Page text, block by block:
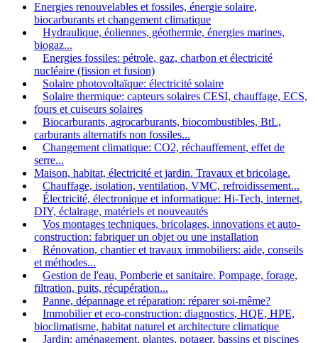
Energies renouvelables et fossiles, énergie solaire,
biocarburants et changement climatique
Hydraulique, éoliennes, géothermie, énergies marines,
biogaz...
Energies fossiles: pétrole, gaz, charbon et électricité
nucléaire (fission et fusion)
Solaire photovoltaïque: électricité solaire
Solaire thermique: capteurs solaires CESI, chauffage, ECS,
fours et cuiseurs solaires
Biocarburants, agrocarburants, biocombustibles, BtL,
carburants alternatifs non fossiles...
Changement climatique: CO2, réchauffement, effet de
serre...
Maison, habitat, électricité et jardin. Travaux et bricolage.
Chauffage, isolation, ventilation, VMC, refroidissement...
Électricité, électronique et informatique: Hi-Tech, internet,
DIY, éclairage, matériels et nouveautés
Vos montages techniques, bricolages, innovations et auto-
construction: fabriquer un objet ou une installation
Rénovation, chantier et travaux immobiliers: aide, conseils
et méthodes...
Gestion de l'eau, Pomberie et sanitaire. Pompage, forage,
filtration, puits, récupération...
Panne, dépannage et réparation: réparer soi-même?
Immobilier et eco-construction: diagnostics, HQE, HPE,
bioclimatisme, habitat naturel et architecture climatique
Jardin: aménagement, plantes, potager, bassins et piscines